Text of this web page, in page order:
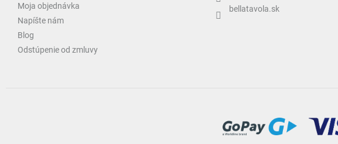
Moja objednávka
Napíšte nám
Blog
Odstúpenie od zmluvy
bellatavola.sk